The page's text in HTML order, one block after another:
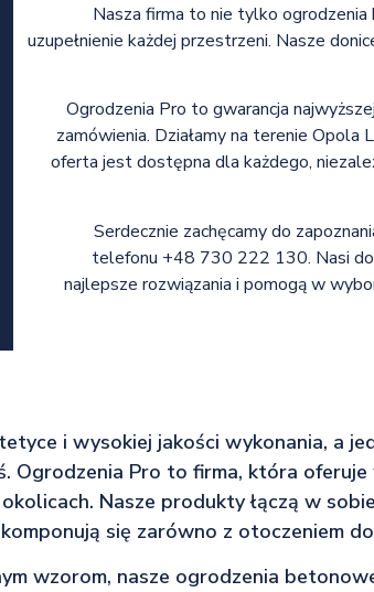
Nasza firma to nie tylko
uzupełnienie każdej przestrzeni. Nasze
Ogrodzenia Pro to gwarancja
zamówienia. Działamy na terenie Opola
oferta jest dostępna dla każdego,
Serdecznie zachęcamy do
telefonu +48 730 222 130. Nasi
najlepsze rozwiązania i pomogą w
i wysokiej jakości wykonania, a
Ogrodzenia Pro to firma, która
Nasze produkty łączą w
się zarówno z otoczeniem
wzorom, nasze ogrodzenia